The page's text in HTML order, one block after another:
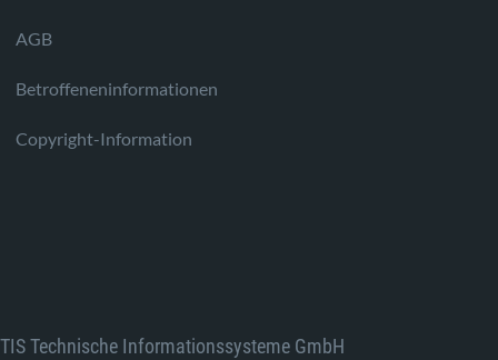
AGB
Betroffeneninformationen
Copyright-Information
TIS Technische Informationssysteme GmbH